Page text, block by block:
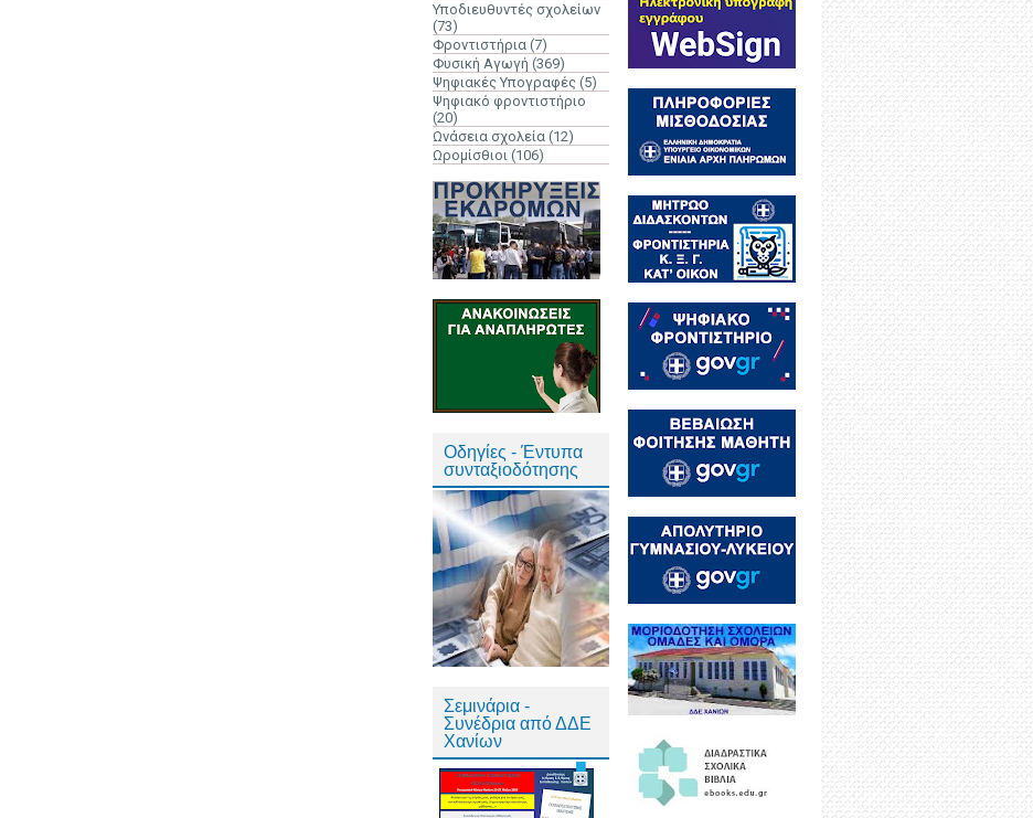
Υποδιευθυντές σχολείων
(73)
Φροντιστήρια (7)
Φυσική Αγωγή (369)
Ψηφιακές Υπογραφές (5)
Ψηφιακό φροντιστήριο
(20)
Ωνάσεια σχολεία (12)
Ωρομίσθιοι (106)
Οδηγίες - Έντυπα
συνταξιοδότησης
Σεμινάρια -
Συνέδρια από ΔΔΕ
Χανίων